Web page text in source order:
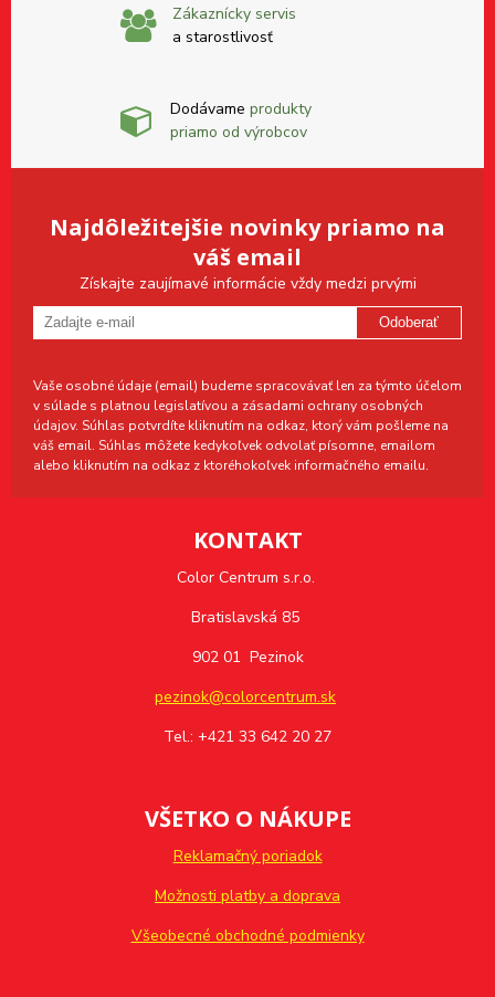
Zákaznícky servis
a starostlivosť
Dodávame produkty
priamo od výrobcov
Najdôležitejšie novinky priamo na
váš email
Získajte zaujímavé informácie vždy medzi prvými
Odoberať
Vaše osobné údaje (email) budeme spracovávať len za týmto účelom
v súlade s platnou legislatívou a zásadami ochrany osobných
údajov. Súhlas potvrdíte kliknutím na odkaz, ktorý vám pošleme na
váš email. Súhlas môžete kedykoľvek odvolať písomne, emailom
alebo kliknutím na odkaz z ktoréhokoľvek informačného emailu.
KONTAKT
Color Centrum s.r.o.
Bratislavská 85
902 01 Pezinok
pezinok@colorcentrum.sk
Tel.: +421 33 642 20 27
VŠETKO O NÁKUPE
Reklamačný poriadok
Možnosti platby a doprava
Všeobecné obchodné podmienky